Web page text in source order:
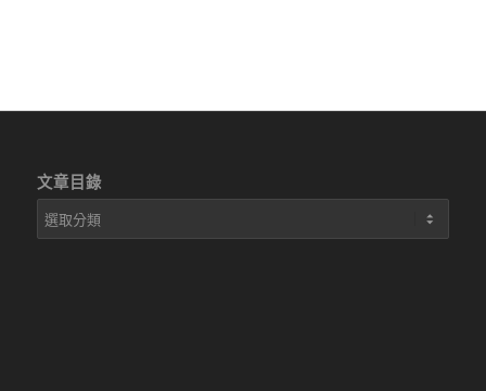
文章目錄
文
章